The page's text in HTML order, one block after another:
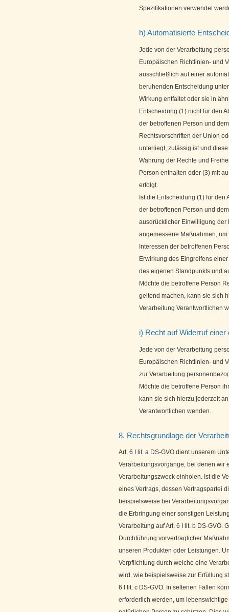
Spezifikationen verwendet
h) Automatisierte
Jede von der Verarbeitung
Europäischen Richtlinien- und
ausschließlich auf einer
beruhenden Entscheidung
Wirkung entfaltet oder sie in
Entscheidung (1) nicht für den
der betroffenen Person und
Rechtsvorschriften der Union
unterliegt, zulässig ist und
Wahrung der Rechte und
Person enthalten oder (3) mit
erfolgt.
Ist die Entscheidung (1) für den
der betroffenen Person und
ausdrücklicher Einwilligung der
angemessene Maßnahmen,
Interessen der betroffenen
Erwirkung des Eingreifens
des eigenen Standpunkts und
Möchte die betroffene Person
geltend machen, kann sie sich
Verarbeitung Verantwortlichen
i) Recht auf Widerruf
Jede von der Verarbeitung
Europäischen Richtlinien- und
zur Verarbeitung
Möchte die betroffene Person
kann sie sich hierzu jederzeit
Verantwortlichen wenden.
8. Rechtsgrundlage der
Art. 6 I lit. a DS-GVO dient unserem
Verarbeitungsvorgänge, bei denen wir
Verarbeitungszweck einholen. Ist die
eines Vertrags, dessen Vertragspartei
beispielsweise bei
die Erbringung einer sonstigen
Verarbeitung auf Art. 6 I lit. b DS-GVO.
Durchführung vorvertraglicher
unseren Produkten oder Leistungen.
Verpflichtung durch welche eine
wird, wie beispielsweise zur Erfüllung
6 I lit. c DS-GVO. In seltenen Fällen
erforderlich werden, um